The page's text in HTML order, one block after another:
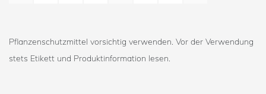
Pflanzenschutzmittel vorsichtig verwenden. Vor der Verwendung
stets Etikett und Produktinformation lesen.